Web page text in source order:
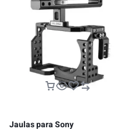
Jaulas para Sony